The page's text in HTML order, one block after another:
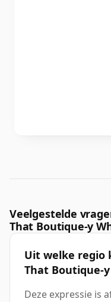
Veelgestelde
That Boutique-y
Uit welke regio
That Boutique-
Deze expressie is